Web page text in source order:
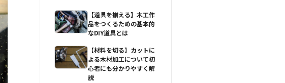
【道具を揃える】木工作
品をつくるための基本的
なDIY道具とは
【材料を切る】カットに
よる木材加工について初
心者にも分かりやすく解
説